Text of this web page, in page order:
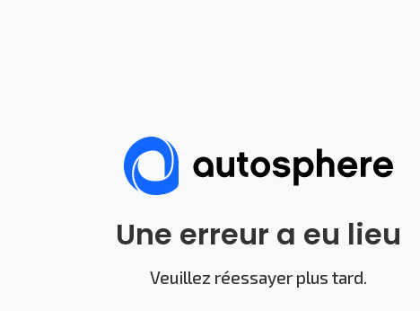
Une erreur a eu lieu
Veuillez réessayer plus tard.